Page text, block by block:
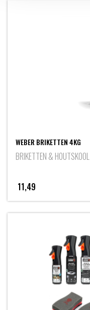
WEBER BRIKETTEN 4KG
BRIKETTEN & HOUTSKOOL
11,49